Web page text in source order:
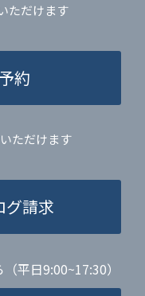
ただけます
約
ただけます
グ請求
平日9:00~17:30）